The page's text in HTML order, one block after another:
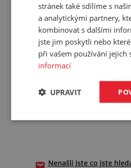
náhradní díl k pistoli ABG
vnější závit G 1/4"
materiál: ocel
VYBRAT
Nenašli jste co jste
stránek také sdílíme s
a analytickými partnery,
kombinovat s dalšími
jste jim poskytli nebo
při vašem používání jejich
informací
UPRAVIT